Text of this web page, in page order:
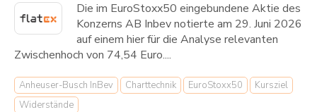
Die im EuroStoxx50 eingebundene Aktie des
Konzerns AB Inbev notierte am 29. Juni 2026
auf einem hier für die Analyse relevanten
Zwischenhoch von 74,54 Euro....
Anheuser-Busch InBev Charttechnik EuroStoxx50
Kursziel
Widerstände